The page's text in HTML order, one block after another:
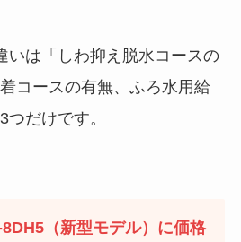
いは「しわ抑え脱水コースの
コースの有無、ふろ水用給
だけです。
（新型モデル）に価格